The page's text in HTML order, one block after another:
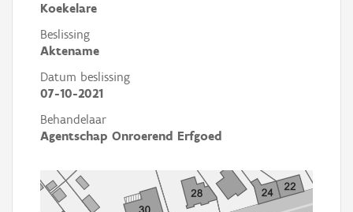
Koekelare
Beslissing
Aktename
Datum beslissing
07-10-2021
Behandelaar
Agentschap Onroerend Erfgoed